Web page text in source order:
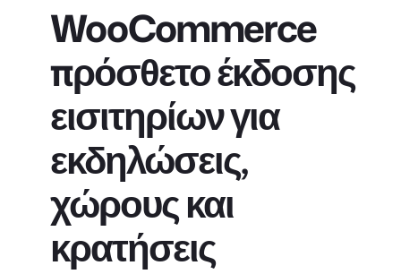
WooCommerce
πρόσθετο έκδοσης
εισιτηρίων για
εκδηλώσεις,
χώρους και
κρατήσεις